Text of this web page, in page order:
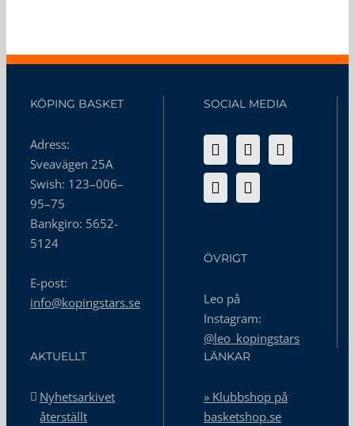
KÖPING BASKET
Adress:
Sveavägen 25A
Swish: 123–006–
95–75
Bankgiro: 5652-
5124
E-post:
info@kopingstars.se
SOCIAL MEDIA
ÖVRIGT
Leo på
Instagram:
@leo_kopingstars
AKTUELLT
Nyhetsarkivet
återställt
LÄNKAR
» Klubbshop på
basketshop.se